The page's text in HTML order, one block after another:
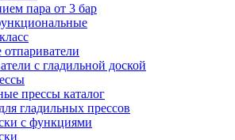
пара от 3 бар
с гладильной доской
прессы каталог
гладильных прессов
с функциями